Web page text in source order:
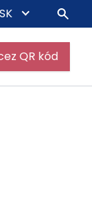
QR kód
SK